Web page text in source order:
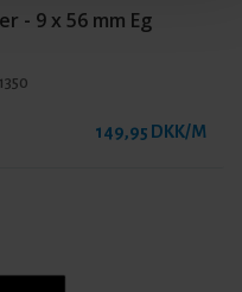
- 9 x 56 mm Eg
149,95 DKK/M